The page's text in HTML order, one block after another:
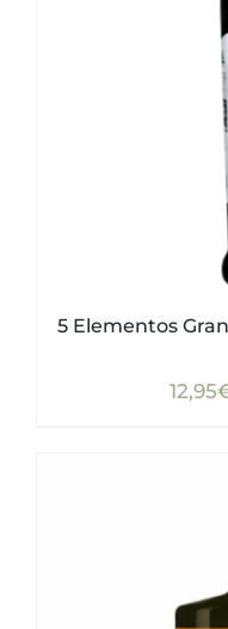
5 Elementos
12,95